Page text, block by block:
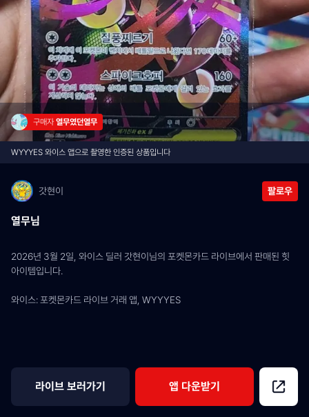
구매자 열무였던열무
WYYYES 와이스 앱으로 촬영한 인증된 상품입니다
갓현이 팔로우
열무님
2026년 3월 2일, 와이스 딜러 갓현이님의 포켓몬카드 라이브에서 판매된 힛
아이템입니다.
와이스: 포켓몬카드 라이브 거래 앱, WYYYES
라이브 보러가기 앱 다운받기